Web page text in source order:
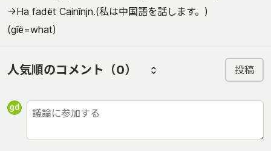
→Ha fadët Cainīnįn.(私は中国語を話します。)
(gīë=what)
人気順のコメント （0） 投稿